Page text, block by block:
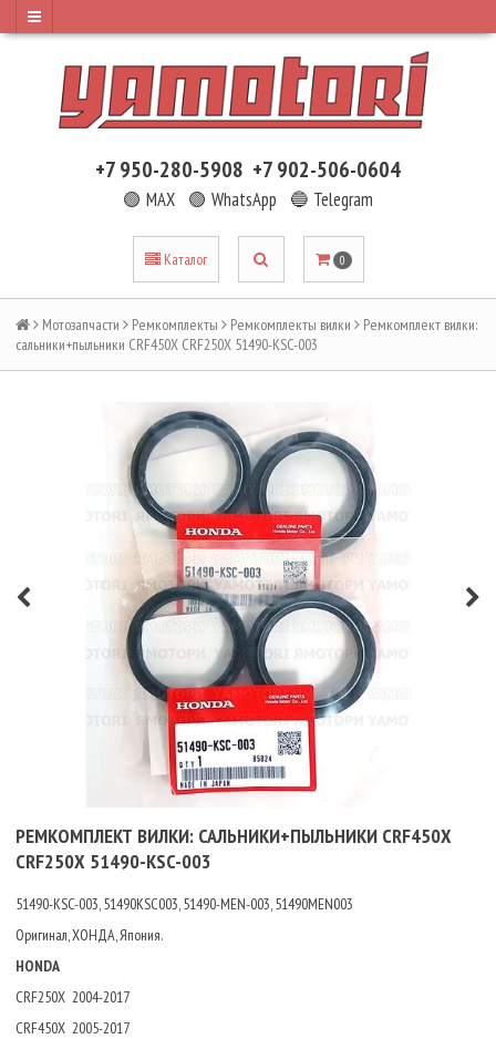
+7 950-280-5908 +7 902-506-0604
🟢 MAX 🟢 WhatsApp 🔵 Telegram
Каталог 0
Мотозапчасти Ремкомплекты Ремкомплекты вилки
Ремкомплект вилки:
сальники+пыльники CRF450X CRF250X 51490-KSC-003
РЕМКОМПЛЕКТ ВИЛКИ: САЛЬНИКИ+ПЫЛЬНИКИ CRF450X
CRF250X 51490-KSC-003
51490-KSC-003, 51490KSC003,51490-MEN-003, 51490MEN003
Оригинал, ХОНДА, Япония.
HONDA
CRF250X 2004-2017
CRF450X 2005-2017